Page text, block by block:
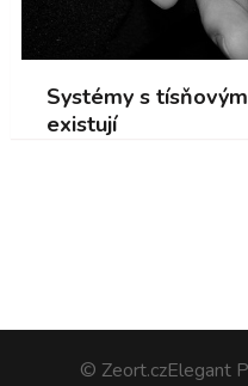
Systémy s
existují
© Zeort.czElegant